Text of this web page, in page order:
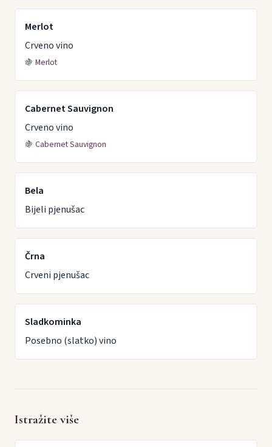
Merlot
Crveno vino
🍇 Merlot
Cabernet Sauvignon
Crveno vino
🍇 Cabernet Sauvignon
Bela
Bijeli pjenušac
Črna
Crveni pjenušac
Sladkominka
Posebno (slatko) vino
Istražite više